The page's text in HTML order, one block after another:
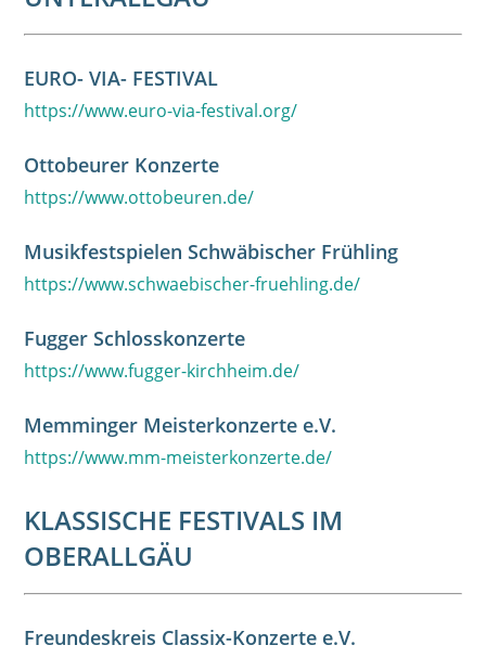
EURO- VIA- FESTIVAL
https://www.euro-via-festival.org/
Ottobeurer Konzerte
https://www.ottobeuren.de/
Musikfestspielen Schwäbischer Frühling
https://www.schwaebischer-fruehling.de/
Fugger Schlosskonzerte
https://www.fugger-kirchheim.de/
Memminger Meisterkonzerte e.V.
https://www.mm-meisterkonzerte.de/
KLASSISCHE FESTIVALS IM
OBERALLGÄU
Freundeskreis Classix-Konzerte e.V.